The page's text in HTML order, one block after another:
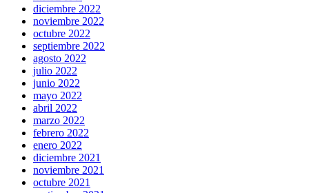
diciembre 2022
noviembre 2022
octubre 2022
septiembre 2022
agosto 2022
julio 2022
junio 2022
mayo 2022
abril 2022
marzo 2022
febrero 2022
enero 2022
diciembre 2021
noviembre 2021
octubre 2021